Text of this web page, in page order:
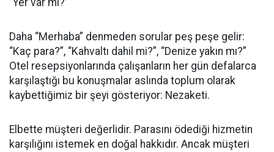
“Yer var mı?”
Daha “Merhaba” denmeden sorular peş peşe gelir:
“Kaç para?”, “Kahvaltı dahil mi?”, “Denize yakın mı?”
Otel resepsiyonlarında çalışanların her gün defalarca
karşılaştığı bu konuşmalar aslında toplum olarak
kaybettiğimiz bir şeyi gösteriyor: Nezaketi.
Elbette müşteri değerlidir. Parasını ödediği hizmetin
karşılığını istemek en doğal hakkıdır. Ancak müşteri